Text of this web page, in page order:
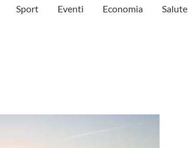
Sport Eventi Economia Salute